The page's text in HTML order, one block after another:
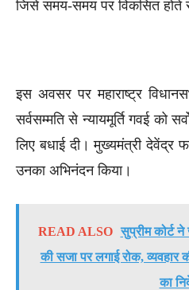
जिसे समय-समय पर विकसित होते
इस अवसर पर महाराष्ट्र
सर्वसम्मति से न्यायमूर्ति गवई को
लिए बधाई दी। मुख्यमंत्री
उनका अभिनंदन किया।
READ ALSO सुप्रीम कोर्ट
की सजा पर लगाई रोक, व्यवहार
का